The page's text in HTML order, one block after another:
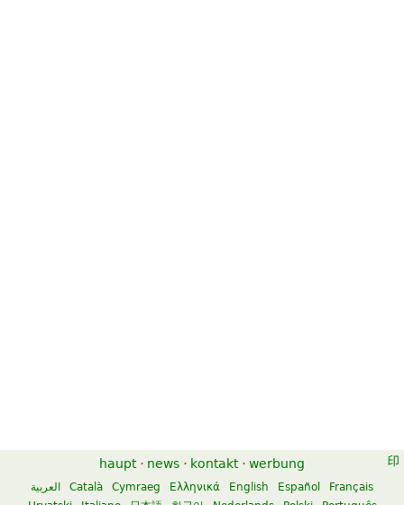
haupt · news · kontakt · werbung
العربية Català Cymraeg Ελληνικά English Español
Français